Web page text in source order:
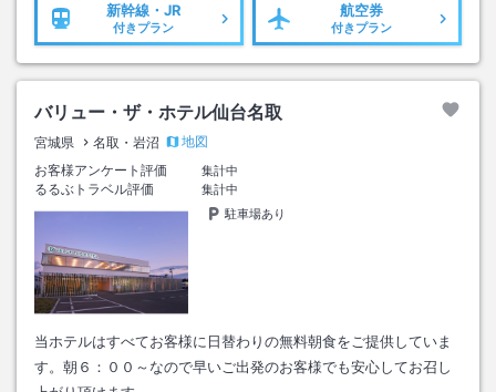
新幹線・JR
付きプラン
航空券
付きプラン
バリュー・ザ・ホテル仙台名取
宮城県 名取・岩沼
地図
お客様アンケート評価
集計中
るるぶトラベル評価
集計中
駐車場あり
当ホテルはすべてお客様に日替わりの無料朝食をご提供していま
す。朝６：００～なので早いご出発のお客様でも安心してお召し